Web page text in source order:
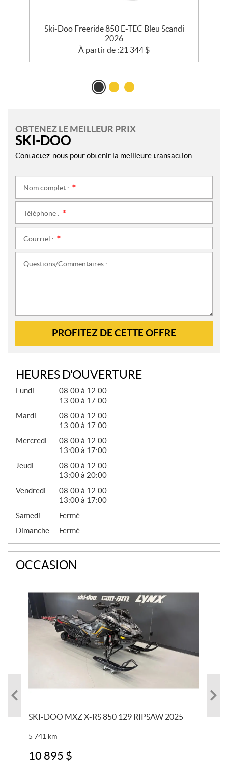
Ski-Doo Freeride 850 E-TEC Bleu Scandi
2026
À partir de :21 344 $
OBTENEZ LE MEILLEUR PRIX
SKI-DOO
Contactez-nous pour obtenir la meilleure transaction.
Nom complet :
Téléphone :
Courriel :
Questions/Commentaires :
PROFITEZ DE CETTE OFFRE
HEURES D'OUVERTURE
G
N
É
L
Lundi :
08:00 à 12:00
13:00 à 17:00
Mardi :
08:00 à 12:00
13:00 à 17:00
Mercredi :
08:00 à 12:00
13:00 à 17:00
Jeudi :
08:00 à 12:00
13:00 à 20:00
Vendredi :
08:00 à 12:00
13:00 à 17:00
Samedi :
Fermé
Dimanche :
Fermé
OCCASION
SKI-DOO MXZ X-RS 850 129 RIPSAW 2025
5 741 km
10 895 $